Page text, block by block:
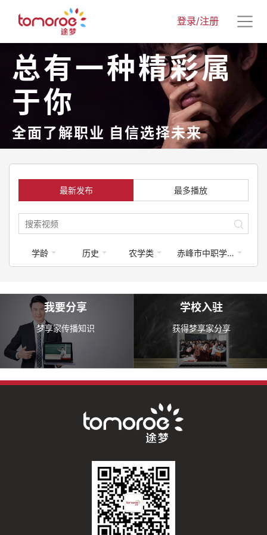
登录/注册
总有一种精彩属
于你
全面了解职业 自信选择未来
最新发布 最多播放
学龄 历史 农学类 赤峰市中职学校专业介绍
我要分享
梦享家传播知识
学校入驻
获得梦享家分享